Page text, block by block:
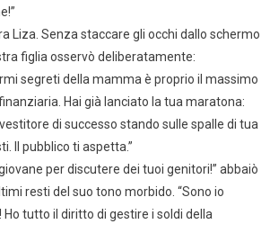
Liza. Senza staccare gli occhi dallo schermo
figlia osservò deliberatamente:
segreti della mamma è proprio il massimo
Hai già lanciato la tua maratona:
di successo stando sulle spalle di tua
Il pubblico ti aspetta.”
per discutere dei tuoi genitori!” abbaiò
resti del suo tono morbido. “Sono io
Ho tutto il diritto di gestire i soldi della